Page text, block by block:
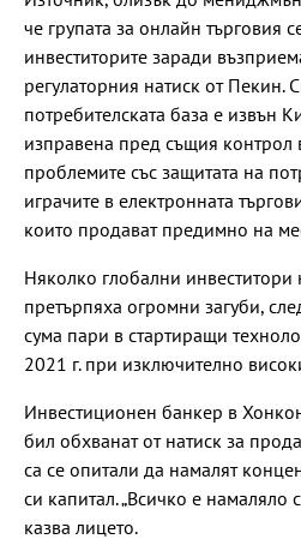
че групата за онлайн търговия
инвеститорите заради
регулаторния натиск от Пекин.
потребителската база е извън
изправена пред същия контрол
проблемите със защитата на
играчите в електронната
които продават предимно на
Няколко глобални инвеститори
претърпяха огромни загуби,
сума пари в стартиращи
2021 г. при изключително
Инвестиционен банкер в
бил обхванат от натиск за
са се опитали да намалят
си капитал. „Всичко е намаляло
казва лицето.